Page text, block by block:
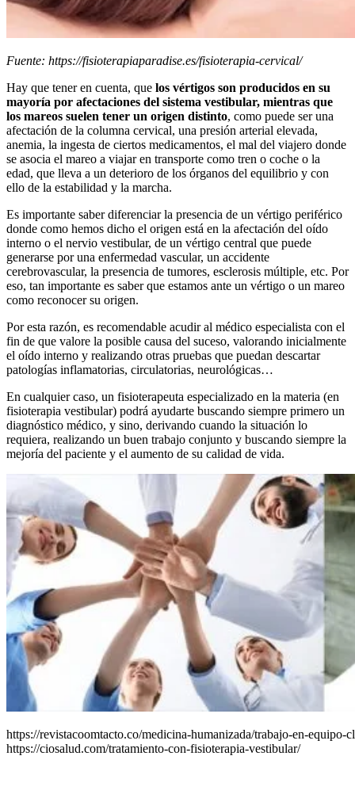
Fuente: https://fisioterapiaparadise.es/fisioterapia-cervical/
Hay que tener en cuenta, que los vértigos son producidos en su
mayoría por afectaciones del sistema vestibular, mientras que
los mareos suelen tener un origen distinto, como puede ser una
afectación de la columna cervical, una presión arterial elevada,
anemia, la ingesta de ciertos medicamentos, el mal del viajero donde
se asocia el mareo a viajar en transporte como tren o coche o la
edad, que lleva a un deterioro de los órganos del equilibrio y con
ello de la estabilidad y la marcha.
Es importante saber diferenciar la presencia de un vértigo periférico
donde como hemos dicho el origen está en la afectación del oído
interno o el nervio vestibular, de un vértigo central que puede
generarse por una enfermedad vascular, un accidente
cerebrovascular, la presencia de tumores, esclerosis múltiple, etc. Por
eso, tan importante es saber que estamos ante un vértigo o un mareo
como reconocer su origen.
Por esta razón, es recomendable acudir al médico especialista con el
fin de que valore la posible causa del suceso, valorando inicialmente
el oído interno y realizando otras pruebas que puedan descartar
patologías inflamatorias, circulatorias, neurológicas…
En cualquier caso, un fisioterapeuta especializado en la materia (en
fisioterapia vestibular) podrá ayudarte buscando siempre primero un
diagnóstico médico, y sino, derivando cuando la situación lo
requiera, realizando un buen trabajo conjunto y buscando siempre la
mejoría del paciente y el aumento de su calidad de vida.
https://revistacoomtacto.co/medicina-humanizada/trabajo-en-equipo-
https://ciosalud.com/tratamiento-con-fisioterapia-vestibular/